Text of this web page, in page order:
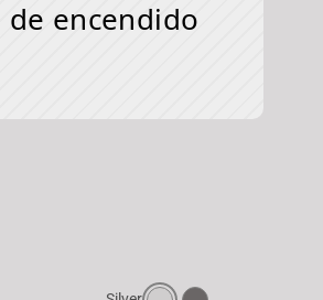
encendido